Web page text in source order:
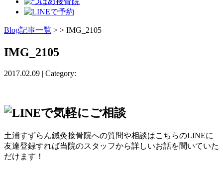
Blog記事一覧 > > IMG_2105
IMG_2105
2017.02.09 | Category:
土浦すずらん鍼灸接骨院への質問や相談はこちらのLINEに
友達登録すれば当院のスタッフから詳しいお話を聞いていた
だけます！